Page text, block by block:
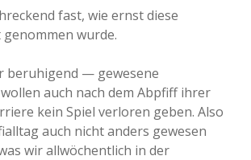
fast, wie ernst diese
wurde.
beruhigend — gewesene
auch nach dem Abpfiff ihrer
kein Spiel verloren geben. Also
auch nicht anders gewesen
wir allwöchentlich in der